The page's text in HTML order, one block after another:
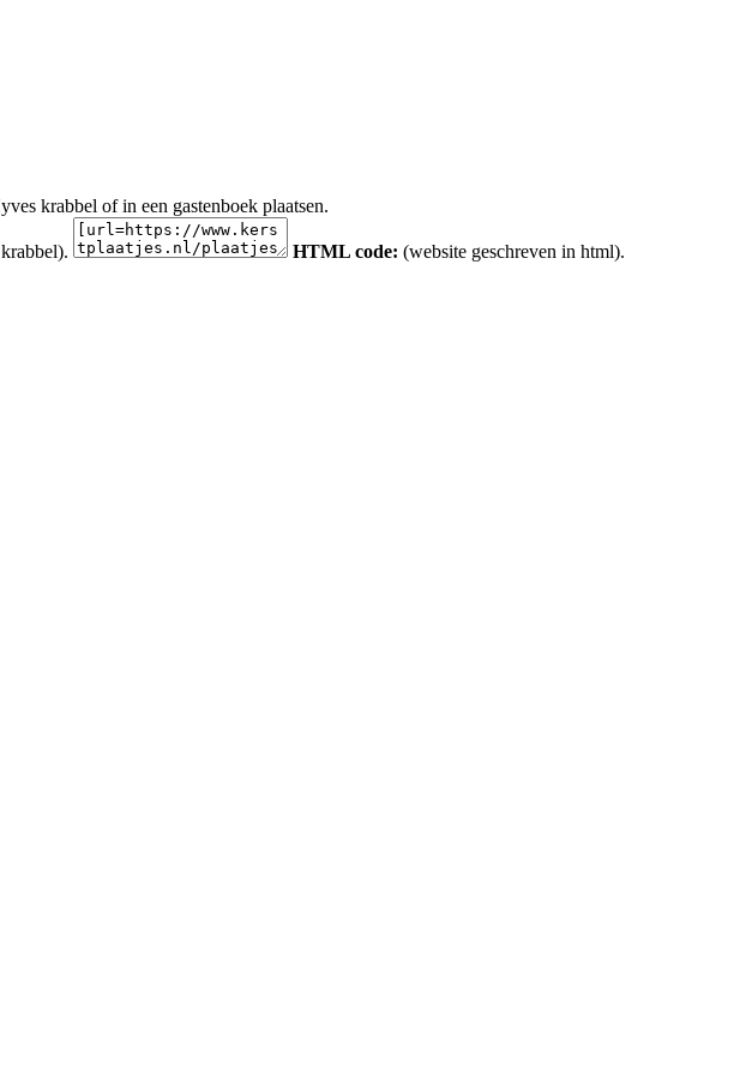
krabbel of in een gastenboek plaatsen.
HTML code: (website geschreven in html).